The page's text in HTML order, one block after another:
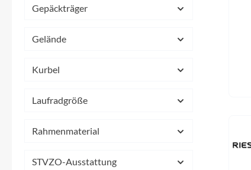
Gepäckträger
Gelände
Kurbel
Laufradgröße
Rahmenmaterial
STVZO-Ausstattung